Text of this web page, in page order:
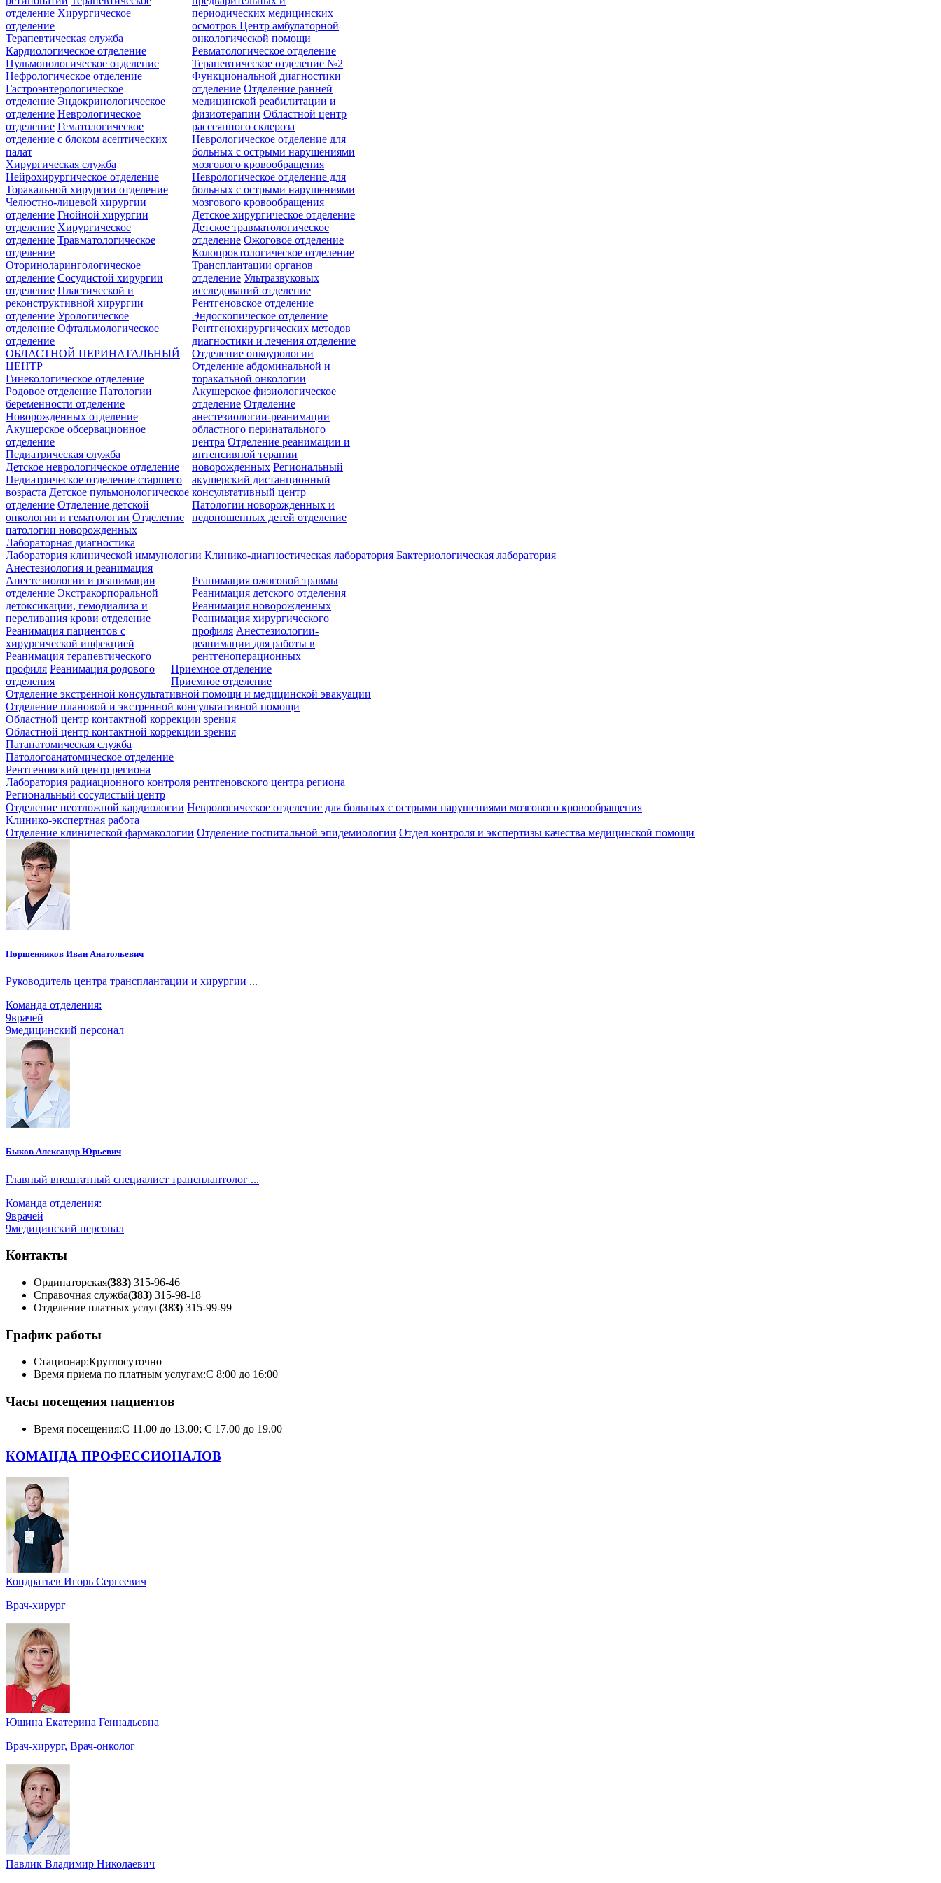
отделение Хирургическое
отделение
периодических медицинских
осмотровЦентр амбулаторной
онкологической помощи
Терапевтическая служба
Кардиологическое отделение
Пульмонологическое отделение
Нефрологическое отделение
Гастроэнтерологическое
отделение Эндокринологическое
отделение Неврологическое
отделение Гематологическое
отделение c блоком асептических
палат
Ревматологическое отделение
Терапевтическое отделение №2
Функциональной диагностики
отделение Отделение ранней
медицинской реабилитации и
физиотерапии Областной центр
рассеянного склероза
Неврологическое отделение для
больных с острыми нарушениями
мозгового кровообращения
Неврологическое отделение для
больных с острыми нарушениями
мозгового кровообращения
Хирургическая служба
Нейрохирургическое отделение
Торакальной хирургии отделение
Челюстно-лицевой хирургии
отделение Гнойной хирургии
отделение Хирургическое
отделение Травматологическое
отделение
Оториноларингологическое
отделение Сосудистой хирургии
отделение Пластической и
реконструктивной хирургии
отделение Урологическое
отделение Офтальмологическое
отделение
Детское хирургическое отделение
Детское травматологическое
отделение Ожоговое отделение
Колопроктологическое отделение
Трансплантации органов
отделение Ультразвуковых
исследований отделение
Рентгеновское отделение
Эндоскопическое отделение
Рентгенохирургических методов
диагностики и лечения отделение
Отделение онкоурологии
Отделение абдоминальной и
торакальной онкологии
ОБЛАСТНОЙ ПЕРИНАТАЛЬНЫЙ
ЦЕНТР
Гинекологическое отделение
Родовое отделение Патологии
беременности отделение
Новорожденных отделение
Акушерское обсервационное
отделение
Акушерское физиологическое
отделение Отделение
анестезиологии-реанимации
областного перинатального
центра Отделение реанимации и
интенсивной терапии
новорожденных Региональный
акушерский дистанционный
консультативный центр
Патологии новорожденных и
недоношенных детей отделение
Педиатрическая служба
Детское неврологическое отделение
Педиатрическое отделение старшего
возраста Детское пульмонологическое
отделение Отделение детской
онкологии и гематологии Отделение
патологии новорожденных
Лабораторная диагностика
Лаборатория клинической иммунологии Клинико-диагностическая лаборатория Бактериологическая лаборатория
Анестезиология и реанимация
Анестезиологии и реанимации
отделение Экстракорпоральной
детоксикации, гемодиализа и
переливания крови отделение
Реанимация пациентов с
хирургической инфекцией
Реанимация терапевтического
профиля Реанимация родового
отделения
Реанимация ожоговой травмы
Реанимация детского отделения
Реанимация новорожденных
Реанимация хирургического
профиля Анестезиологии-
реанимации для работы в
рентгеноперационных
Приемное отделение
Приемное отделение
Отделение экстренной консультативной помощи и медицинской эвакуации
Отделение плановой и экстренной консультативной помощи
Областной центр контактной коррекции зрения
Областной центр контактной коррекции зрения
Патанатомическая служба
Патологоанатомическое отделение
Рентгеновский центр региона
Лаборатория радиационного контроля рентгеновского центра региона
Региональный сосудистый центр
Отделение неотложной кардиологии Неврологическое отделение для больных с острыми нарушениями мозгового кровообращения
Клинико-экспертная работа
Отделение клинической фармакологии Отделение госпитальной эпидемиологии Отдел контроля и экспертизы качества медицинской помощи
Поршенников Иван Анатольевич
Руководитель центра трансплантации и хирургии ...
Команда отделения:
9врачей
9медицинский персонал
Быков Александр Юрьевич
Главный внештатный специалист трансплантолог ...
Команда отделения:
9врачей
9медицинский персонал
Контакты
Ординаторская(383) 315-96-46
Справочная служба(383) 315-98-18
Отделение платных услуг(383) 315-99-99
График работы
Стационар:Круглосуточно
Время приема по платным услугам:С 8:00 до 16:00
Часы посещения пациентов
Время посещения:С 11.00 до 13.00; С 17.00 до 19.00
КОМАНДА ПРОФЕССИОНАЛОВ
Кондратьев Игорь Сергеевич
Врач-хирург
Юшина Екатерина Геннадьевна
Врач-хирург, Врач-онколог
Павлик Владимир Николаевич